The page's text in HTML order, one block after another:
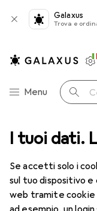
I tuoi dati.
Se accetti solo i
sul tuo dispositivo
web tramite
Galaxus
Trova e
Categoria Navigazione
Menu Cerca
Memorie SSD